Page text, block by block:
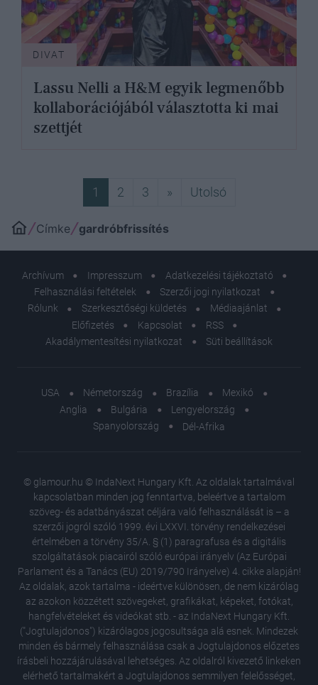
DIVAT
Lassu Nelli a H&M egyik legmenőbb
kollaborációjából választotta ki mai
szettjét
1 2 3 »Következő
UtolsóUtolsó
Címke gardróbfrissítés
Archívum Impresszum
Adatkezelési tájékoztató
Felhasználási feltételek
Szerzői jogi nyilatkozat
Rólunk
Szerkesztőségi küldetés
Médiaajánlat
Előfizetés
Kapcsolat
RSS
Akadálymentesítési nyilatkozat
Süti beállítások
USA Németország Brazília
Mexikó
Anglia
Bulgária
Lengyelország
Spanyolország
Dél-Afrika
© glamour.hu © IndaNext Hungary Kft. Az oldalak tartalmával
kapcsolatban minden jog fenntartva, beleértve a tartalom
szöveg- és adatbányászat céljára való felhasználását is – a
szerzői jogról szóló 1999. évi LXXVI. törvény rendelkezései
értelmében a törvény 35/A. § (1) paragrafusa és a digitális
szolgáltatások piacairól szóló európai irányelv (Az Európai
Parlament és a Tanács (EU) 2019/790 Irányelve) 4. cikke alapján!
Az oldalak, azok tartalma - ideértve különösen, de nem kizárólag
az azokon közzétett szövegeket, grafikákat, képeket, fotókat,
hangfelvételeket és videókat stb. - az IndaNext Hungary Kft.
("Jogtulajdonos") kizárólagos jogosultsága alá esnek. Mindezek
minden és bármely felhasználása csak a Jogtulajdonos előzetes
írásbeli hozzájárulásával lehetséges. Az oldalról kivezető linkeken
elérhető tartalmakért a Jogtulajdonos semmilyen felelősséget,